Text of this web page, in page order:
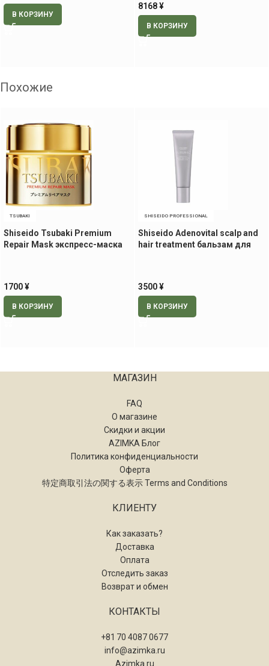
В КОРЗИНУ
8168¥
В КОРЗИНУ
Похожие
TSUBAKI
Shiseido Tsubaki Premium
Repair Mask экспресс-маска
1700¥
В КОРЗИНУ
SHISEIDO PROFESSIONAL
Shiseido Adenovital scalp and
hair treatment бальзам для
3500¥
В КОРЗИНУ
МАГАЗИН
FAQ
О магазине
Скидки и акции
AZIMKA Блог
Политика конфиденциальности
Оферта
特定商取引法の関する表示 Terms and Conditions
КЛИЕНТУ
Как заказать?
Доставка
Оплата
Отследить заказ
Возврат и обмен
КОНТАКТЫ
+81 70 4087 0677
info@azimka.ru
Azimka.ru